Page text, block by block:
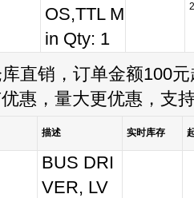
OS,TTL M
in Qty: 1
直销，订单金额100元
惠，量大更优惠，支
描述 实时库存
BUS DRI
VER, LV